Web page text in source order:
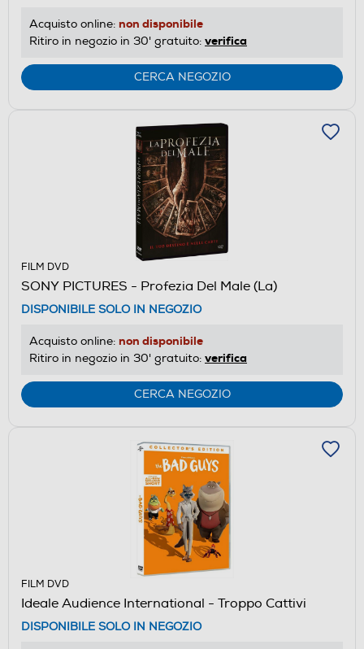
Acquisto online: non disponibile
Ritiro in negozio in 30' gratuito: verifica
CERCA NEGOZIO
FILM DVD
SONY PICTURES - Profezia Del Male (La)
DISPONIBILE SOLO IN NEGOZIO
Acquisto online: non disponibile
Ritiro in negozio in 30' gratuito: verifica
CERCA NEGOZIO
FILM DVD
Ideale Audience International - Troppo Cattivi
DISPONIBILE SOLO IN NEGOZIO